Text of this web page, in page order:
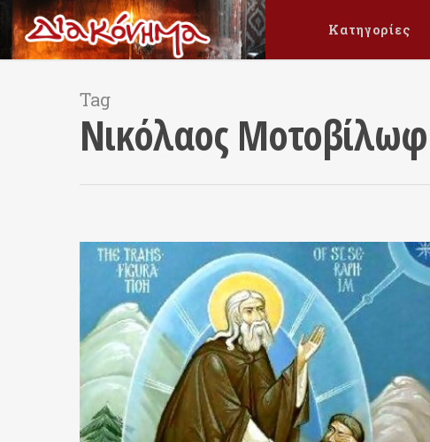
Κατηγορίες
Tag
Νικόλαος Μοτοβίλωφ